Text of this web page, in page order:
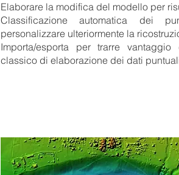
Elaborare la modifica del modello per
Classificazione automatica dei
personalizzare ulteriormente la
Importa/esporta per trarre
classico di elaborazione dei dati